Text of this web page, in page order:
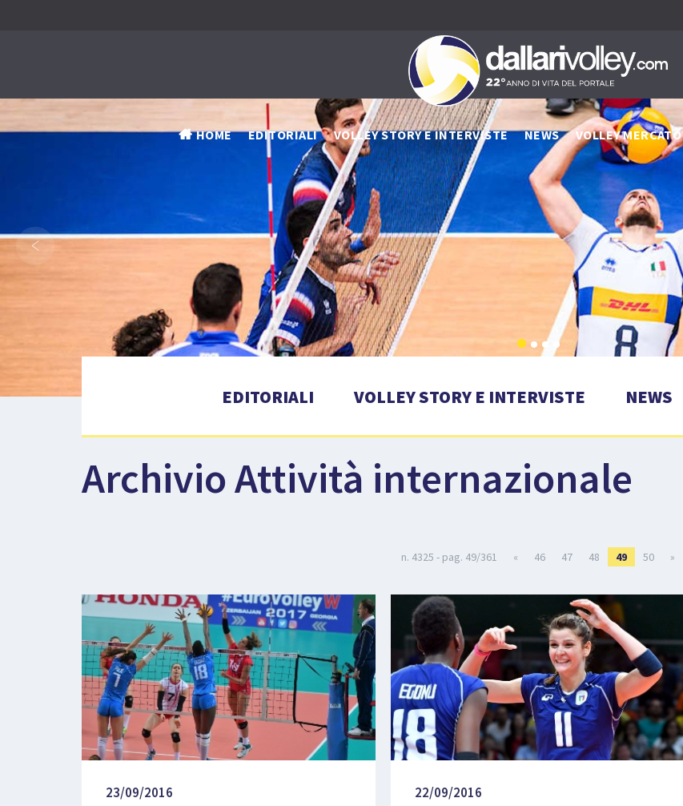
HOME EDITORIALI VOLLEY STORY E INTERVISTE NEWS VOLLEY MERCATO
‹
EDITORIALI VOLLEY STORY E INTERVISTE NEWS
Archivio Attività internazionale
n. 4325 - pag. 49/361 « 46 47 48 49 50 »
23/09/2016 22/09/2016